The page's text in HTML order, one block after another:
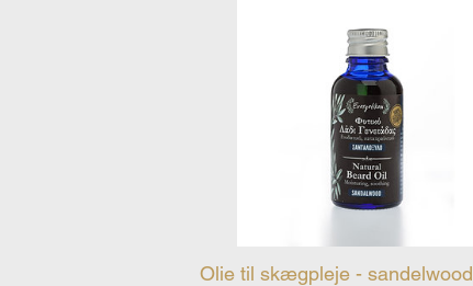
Olie til skægpleje - sandelwood